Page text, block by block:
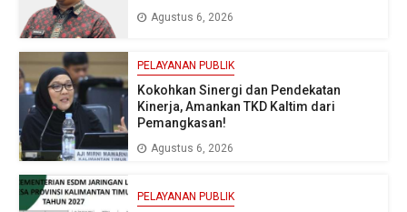
Agustus 6, 2026
PELAYANAN PUBLIK
Kokohkan Sinergi dan Pendekatan
Kinerja, Amankan TKD Kaltim dari
Pemangkasan!
Agustus 6, 2026
PELAYANAN PUBLIK